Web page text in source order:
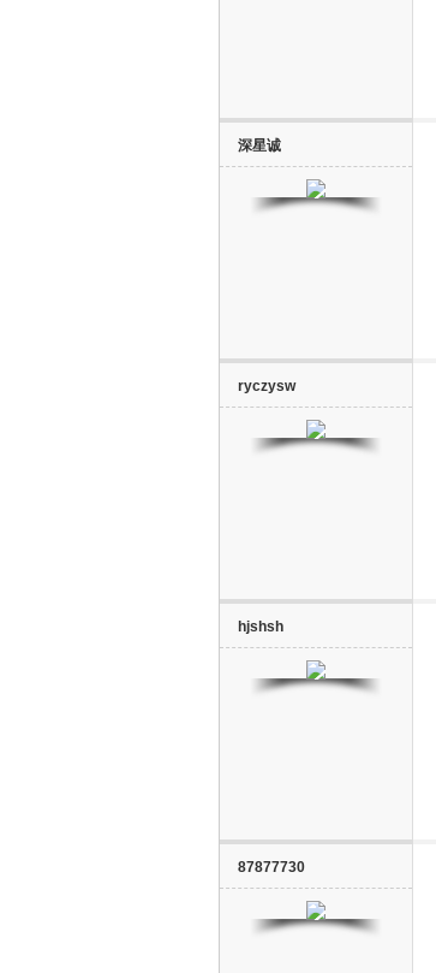
深星诚
ryczysw
hjshsh
87877730